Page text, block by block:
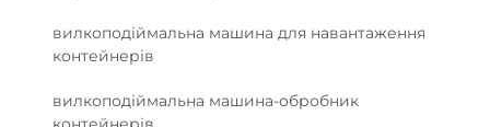
вилкоподіймальна машина для навантаження
контейнерів
вилкоподіймальна машина-обробник